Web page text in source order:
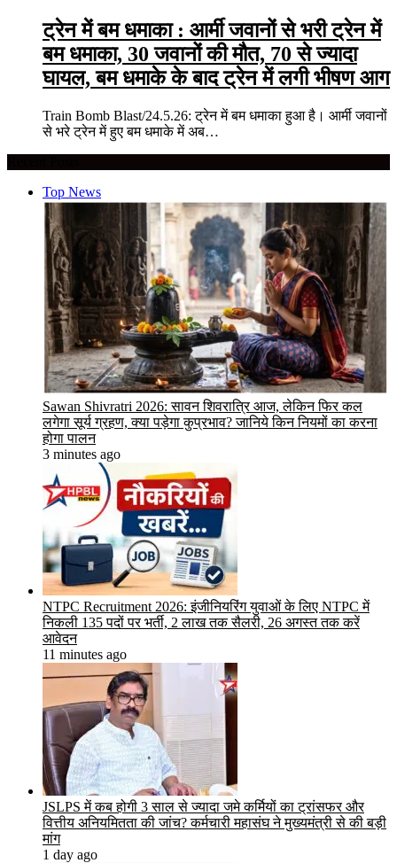
ट्रेन में बम धमाका : आर्मी जवानों से भरी ट्रेन में
बम धमाका, 30 जवानों की मौत, 70 से ज्यादा
घायल, बम धमाके के बाद ट्रेन में लगी भीषण आग
Train Bomb Blast/24.5.26: ट्रेन में बम धमाका हुआ है। आर्मी जवानों
से भरे ट्रेन में हुए बम धमाके में अब…
Top News
Sawan Shivratri 2026: सावन शिवरात्रि आज, लेकिन फिर कल
लगेगा सूर्य ग्रहण, क्या पड़ेगा कुप्रभाव? जानिये किन नियमों का करना
होगा पालन
3 minutes ago
NTPC Recruitment 2026: इंजीनियरिंग युवाओं के लिए NTPC में
निकली 135 पदों पर भर्ती, 2 लाख तक सैलरी, 26 अगस्त तक करें
आवेदन
11 minutes ago
JSLPS में कब होगी 3 साल से ज्यादा जमे कर्मियों का ट्रांसफर और
वित्तीय अनियमितता की जांच? कर्मचारी महासंघ ने मुख्यमंत्री से की बड़ी
मांग
1 day ago